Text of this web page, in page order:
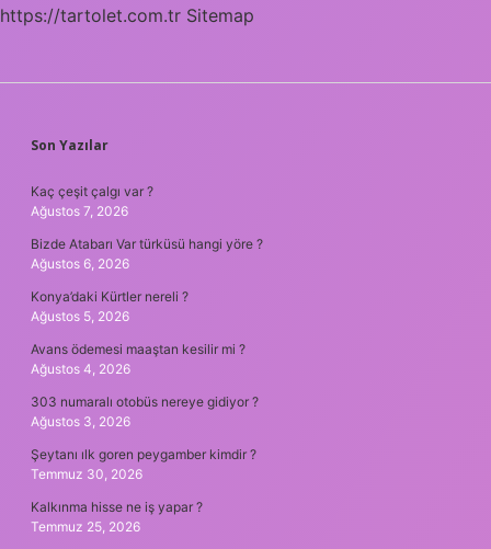
https://tartolet.com.tr Sitemap
SIDEBAR
Son Yazılar
Kaç çeşit çalgı var ?
Ağustos 7, 2026
Bizde Atabarı Var türküsü hangi yöre ?
Ağustos 6, 2026
Konya’daki Kürtler nereli ?
Ağustos 5, 2026
Avans ödemesi maaştan kesilir mi ?
Ağustos 4, 2026
303 numaralı otobüs nereye gidiyor ?
Ağustos 3, 2026
Şeytanı ılk goren peygamber kimdir ?
Temmuz 30, 2026
Kalkınma hisse ne iş yapar ?
Temmuz 25, 2026